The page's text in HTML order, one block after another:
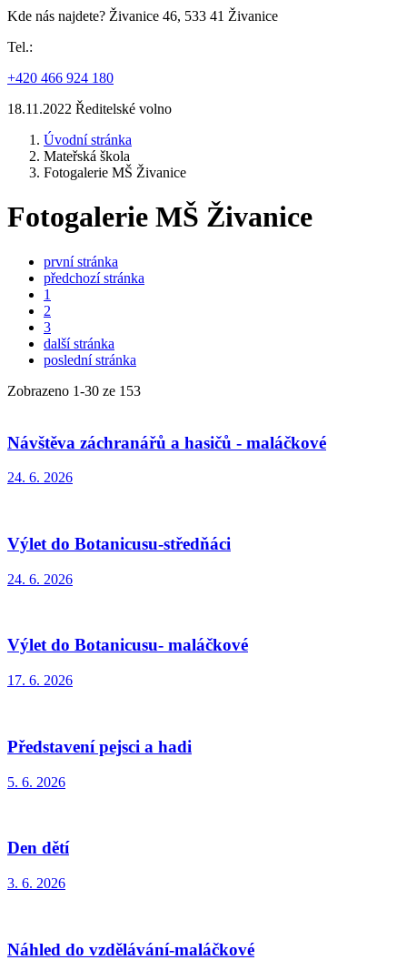
Kde nás najdete? Živanice 46, 533 41 Živanice
Tel.:
+420 466 924 180
18.11.2022 Ředitelské volno
Úvodní stránka
Mateřská škola
Fotogalerie MŠ Živanice
Fotogalerie MŠ Živanice
první stránka
předchozí stránka
1
2
3
další stránka
poslední stránka
Zobrazeno 1-30 ze 153
Návštěva záchranářů a hasičů - maláčkové
24. 6. 2026
Výlet do Botanicusu-středňáci
24. 6. 2026
Výlet do Botanicusu- maláčkové
17. 6. 2026
Představení pejsci a hadi
5. 6. 2026
Den dětí
3. 6. 2026
Náhled do vzdělávání-maláčkové